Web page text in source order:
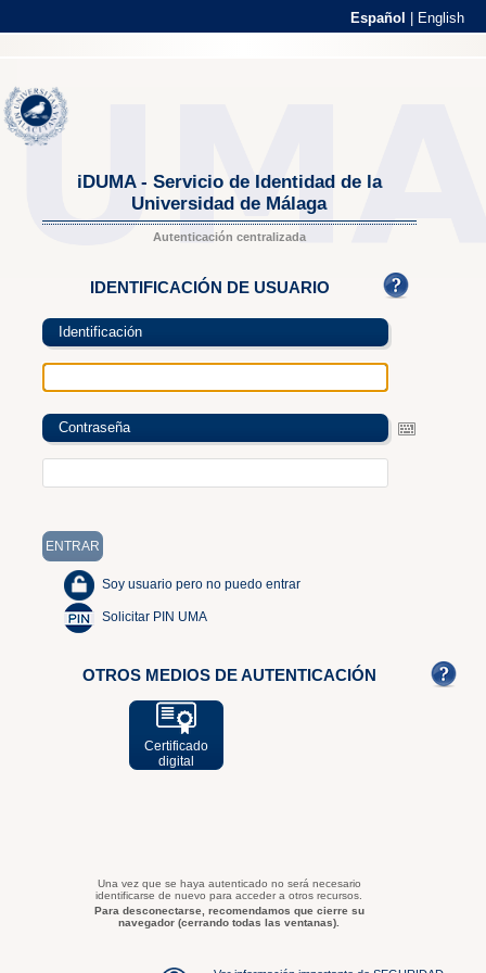
Español English
iDUMA - Servicio de Identidad de la
Universidad de Málaga
Autenticación centralizada
IDENTIFICACIÓN DE USUARIO
Identificación
Contraseña
Soy usuario pero no puedo entrar
Solicitar PIN UMA
OTROS MEDIOS DE AUTENTICACIÓN
Certificado
digital
Una vez que se haya autenticado no será necesario
identificarse de nuevo para acceder a otros recursos.
Para desconectarse, recomendamos que cierre su
navegador (cerrando todas las ventanas).